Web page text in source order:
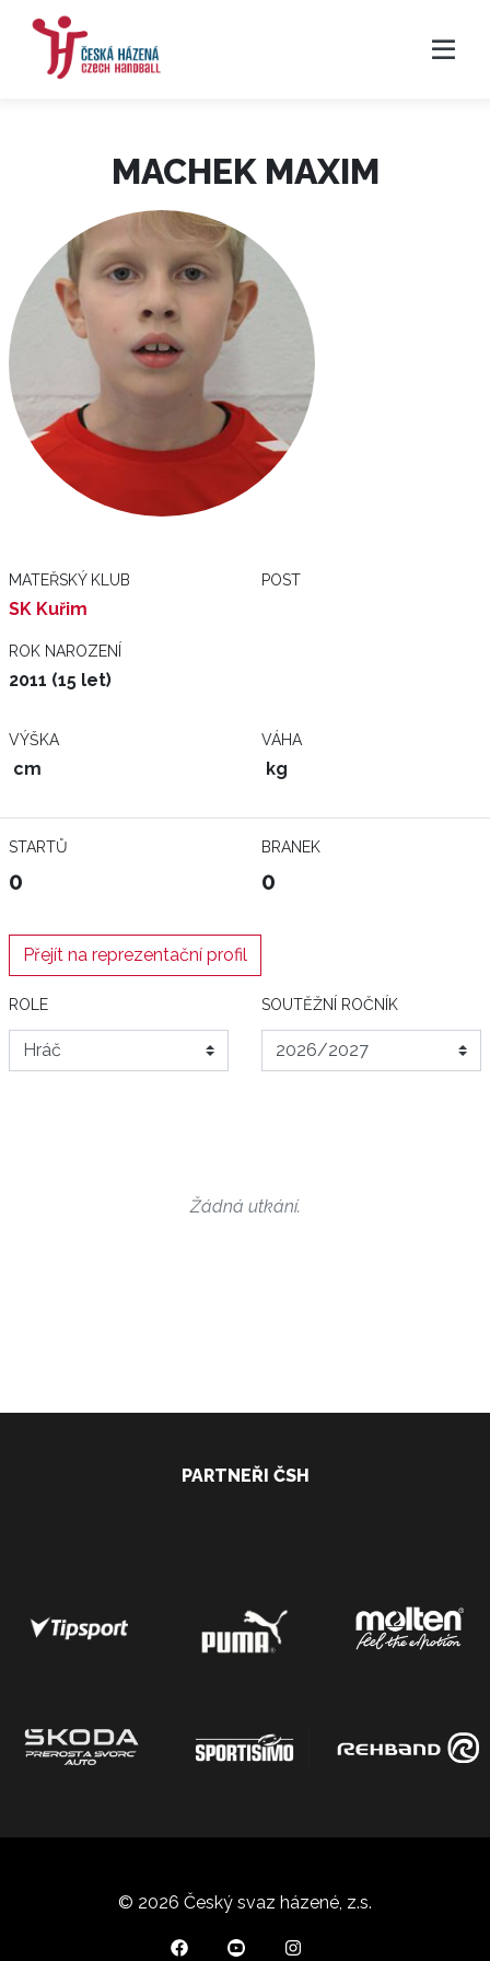
MACHEK MAXIM
MATEŘSKÝ KLUB
SK Kuřim
POST
ROK NAROZENÍ
2011 (15 let)
VÝŠKA
cm
VÁHA
kg
STARTŮ
0
BRANEK
0
Přejít na reprezentační profil
ROLE SOUTĚŽNÍ ROČNÍK
Žádná utkání.
PARTNEŘI ČSH
© 2026 Český svaz házené, z.s.